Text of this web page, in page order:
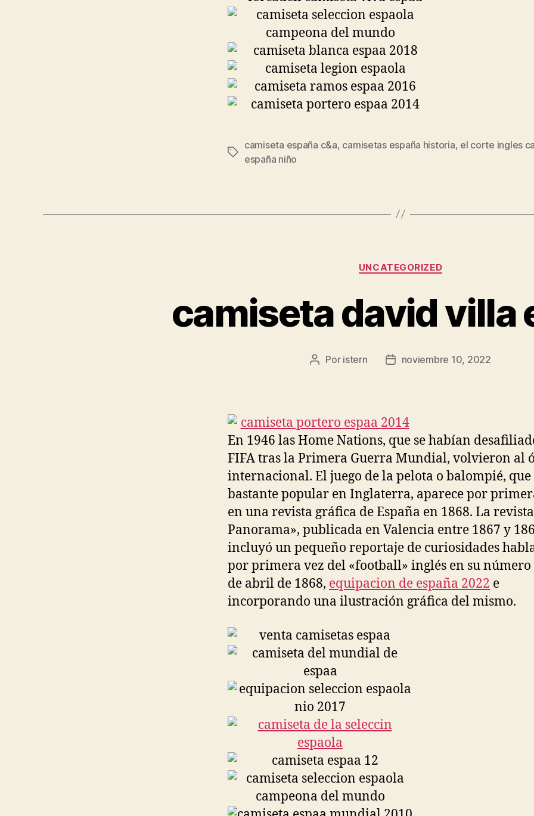
Etiquetas
camiseta españa c&a, camisetas españa historia, el corte ingles
españa niño
Categorías
UNCATEGORIZED
camiseta david villa
Autor
Por istern
Fechanoviembre 10, 2022
En 1946 las Home Nations, que se habían
FIFA tras la Primera Guerra Mundial, volvieron al
internacional. El juego de la pelota o balompié, que
bastante popular en Inglaterra, aparece por
en una revista gráfica de España en 1868. La
Panorama», publicada en Valencia entre 1867 y
incluyó un pequeño reportaje de curiosidades
por primera vez del «football» inglés en su número
de abril de 1868, equipacion de españa 2022 e
incorporando una ilustración gráfica del mismo.